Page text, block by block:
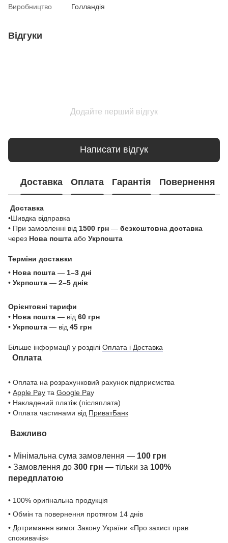
Виробництво
Голландія
Відгуки
Додайте перший відгук
Написати відгук
Доставка Оплата Гарантія Повернення
Доставка
•Шивдка відправка
• При замовленні від 1500 грн — безкоштовна доставка
через Нова пошта або Укрпошта
Терміни доставки
• Нова пошта — 1–3 дні
• Укрпошта — 2–5 днів
Орієнтовні тарифи
• Нова пошта — від 60 грн
• Укрпошта — від 45 грн
Більше інформації у розділі Оплата і Доставка
Оплата
• Оплата на розрахунковий рахунок підприємства
• Apple Pay та Google Pay
• Накладений платіж (післяплата)
• Оплата частинами від ПриватБанк
Важливо
• Мінімальна сума замовлення — 100 грн
• Замовлення до 300 грн — тільки за 100%
передплатою
• 100% оригінальна продукція
• Обмін та повернення протягом 14 днів
• Дотримання вимог Закону України «Про захист прав
споживачів»